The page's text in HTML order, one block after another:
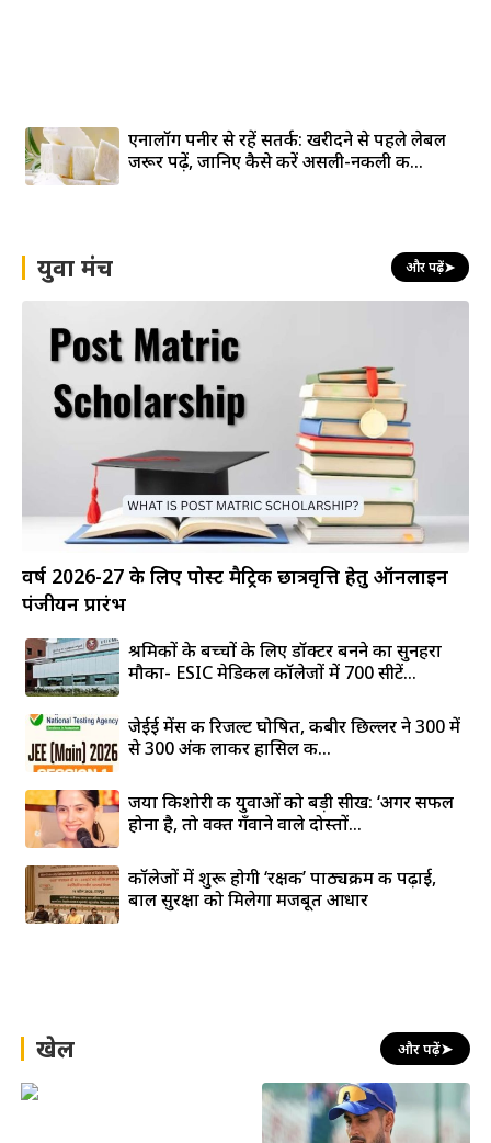
एनालॉग पनीर से रहें सतर्क: खरीदने से पहले लेबल
जरूर पढ़ें, जानिए कैसे करें असली-नकली की...
युवा मंच और पढ़ें➤
वर्ष 2026-27 के लिए पोस्ट मैट्रिक छात्रवृत्ति हेतु ऑनलाइन
पंजीयन प्रारंभ
श्रमिकों के बच्चों के लिए डॉक्टर बनने का सुनहरा
मौका- ESIC मेडिकल कॉलेजों में 700 सीटें...
जेईई मेंस की रिजल्ट घोषित, कबीर छिल्लर ने 300 में
से 300 अंक लाकर हासिल की...
जया किशोरी की युवाओं को बड़ी सीख: ‘अगर सफल
होना है, तो वक्त गँवाने वाले दोस्तों...
कॉलेजों में शुरू होगी ‘रक्षक’ पाठ्यक्रम की पढ़ाई,
बाल सुरक्षा को मिलेगा मजबूत आधार
खेल और पढ़ें➤